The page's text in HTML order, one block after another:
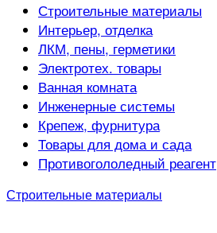
Строительные материалы
Интерьер, отделка
ЛКМ, пены, герметики
Электротех. товары
Ванная комната
Инженерные системы
Крепеж, фурнитура
Товары для дома и сада
Противогололедный реагент
Строительные материалы